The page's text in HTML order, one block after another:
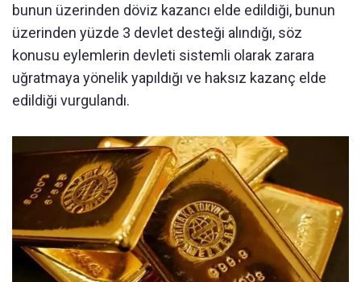
bunun üzerinden döviz kazancı elde edildiği, bunun
üzerinden yüzde 3 devlet desteği alındığı, söz
konusu eylemlerin devleti sistemli olarak zarara
uğratmaya yönelik yapıldığı ve haksız kazanç elde
edildiği vurgulandı.